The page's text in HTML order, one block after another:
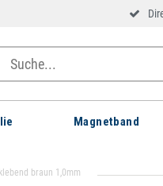
Magnetband
braun 1,0mm